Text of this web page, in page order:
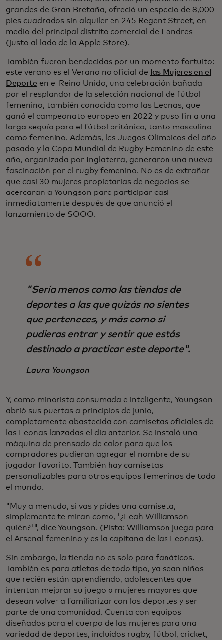
grandes de Gran Bretaña, ofreció un espacio de 8,000
pies cuadrados sin alquiler en 245 Regent Street, en
medio del principal distrito comercial de Londres
(justo al lado de la Apple Store).
También fueron bendecidas por un momento fortuito:
este verano es el Verano no oficial de
las Mujeres en el
Deporte en el Reino Unido, una celebración bañada
por el resplandor de la selección nacional de fútbol
femenino, también conocida como las Leonas, que
ganó el campeonato europeo en 2022 y puso fin a una
larga sequía para el fútbol británico, tanto masculino
como femenino. Además, los Juegos Olímpicos del año
pasado y la Copa Mundial de Rugby Femenino de este
año, organizada por Inglaterra, generaron una nueva
fascinación por el rugby femenino. No es de extrañar
que casi 30 mujeres propietarias de negocios se
acercaran a Youngson para participar casi
inmediatamente después de que anunció el
lanzamiento de SOOO.
"Sería menos como las tiendas de
deportes a las que quizás no sientes
que perteneces, y más como si
pudieras entrar y sentir que estás
destinado a practicar este deporte".
Laura Youngson
Y, como minorista consumada e inteligente, Youngson
abrió sus puertas a principios de junio,
completamente abastecida con camisetas oficiales de
las Leonas lanzadas el día anterior. Se instaló una
máquina de prensado de calor para que los
compradores pudieran agregar el nombre de su
jugador favorito. También hay camisetas
personalizables para otros equipos femeninos de todo
el mundo.
"Muy a menudo, si vas y pides una camiseta,
simplemente te miran como, '¿Leah Williamson
quién?'", dice Youngson. (Pista: Williamson juega para
el Arsenal femenino y es la capitana de las Leonas).
Sin embargo, la tienda no es solo para fanáticos.
También es para atletas de todo tipo, ya sean niños
que recién están aprendiendo, adolescentes que
intentan mejorar su juego o mujeres mayores que
desean volver a familiarizar con los deportes y ser
parte de una comunidad. Cuenta con equipos
diseñados para el cuerpo de las mujeres para una
variedad de deportes, incluidos rugby, fútbol, cricket,